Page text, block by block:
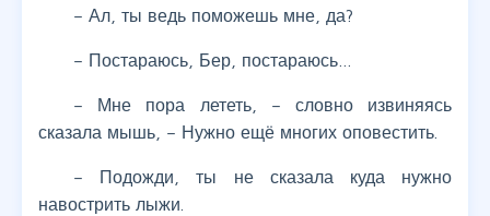
– Ал, ты ведь поможешь мне, да?
– Постараюсь, Бер, постараюсь…
– Мне пора лететь, – словно извиняясь
сказала мышь, – Нужно ещё многих оповестить.
– Подожди, ты не сказала куда нужно
навострить лыжи.